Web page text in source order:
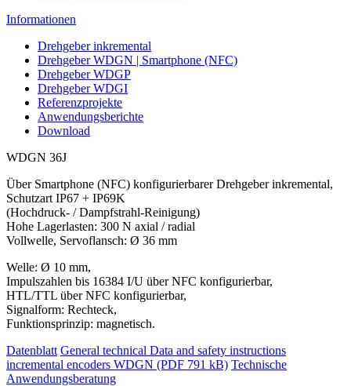
Informationen
Drehgeber inkremental
Drehgeber WDGN | Smartphone (NFC)
Drehgeber WDGP
Drehgeber WDGI
Referenzprojekte
Anwendungsberichte
Download
WDGN 36J
Über Smartphone (NFC) konfigurierbarer Drehgeber inkremental,
Schutzart IP67 + IP69K
(Hochdruck- / Dampfstrahl-Reinigung)
Hohe Lagerlasten: 300 N axial / radial
Vollwelle, Servoflansch: Ø 36 mm
Welle: Ø 10 mm,
Impulszahlen bis 16384 I/U über NFC konfigurierbar,
HTL/TTL über NFC konfigurierbar,
Signalform: Rechteck,
Funktionsprinzip: magnetisch.
Datenblatt General technical Data and safety instructions
incremental encoders WDGN (PDF 791 kB) Technische
Anwendungsberatung